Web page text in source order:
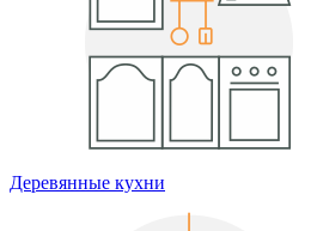
Деревянные кухни